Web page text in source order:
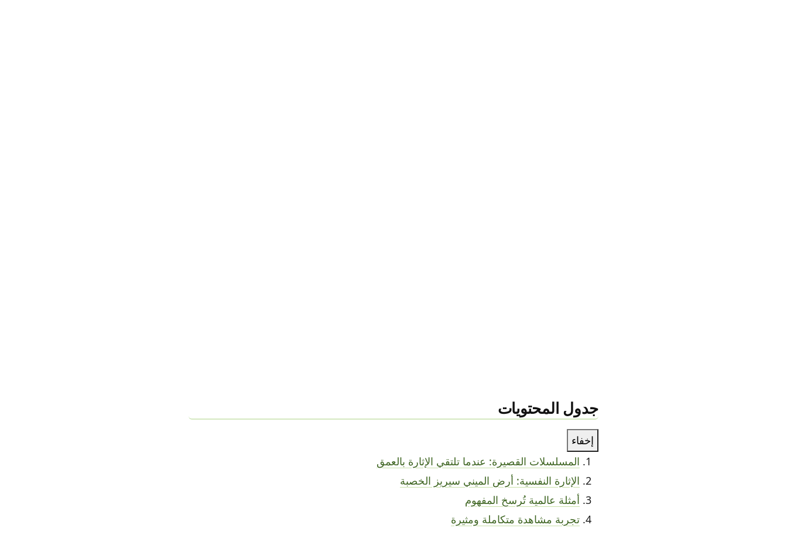
جدول المحتويات
إخفاء
المسلسلات القصيرة: عندما تلتقي الإثارة بالعمق
الإثارة النفسية: أرض الميني سيريز الخصبة
أمثلة عالمية تُرسخ المفهوم
تجربة مشاهدة متكاملة ومثيرة